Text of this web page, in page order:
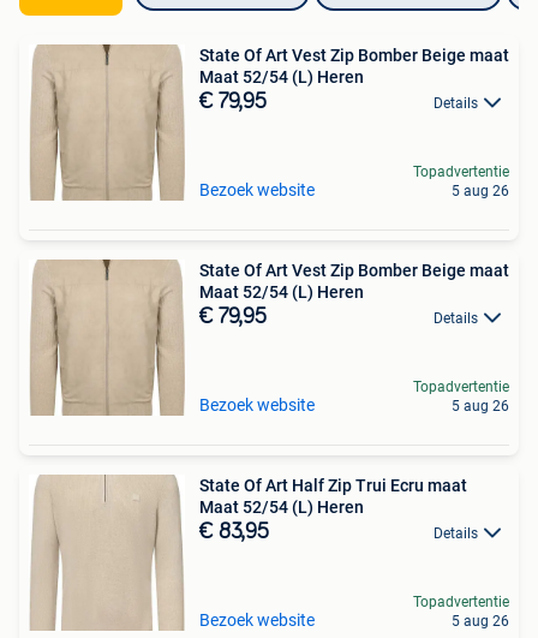
State Of Art Vest Zip Bomber Beige maat
Maat 52/54 (L) Heren
€ 79,95 Details
Bezoek website
Topadvertentie
5 aug 26
State Of Art Vest Zip Bomber Beige maat
Maat 52/54 (L) Heren
€ 79,95 Details
Bezoek website
Topadvertentie
5 aug 26
State Of Art Half Zip Trui Ecru maat
Maat 52/54 (L) Heren
€ 83,95 Details
Bezoek website
Topadvertentie
5 aug 26